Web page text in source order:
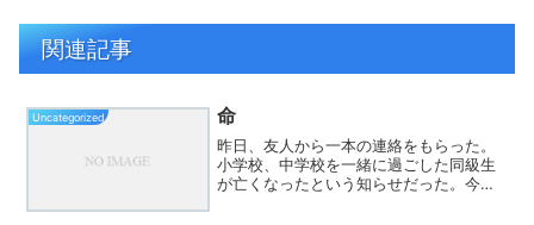
関連記事
Uncategorized 命
昨日、友人から一本の連絡をもらった。
小学校、中学校を一緒に過ごした同級生
が亡くなったという知らせだった。今